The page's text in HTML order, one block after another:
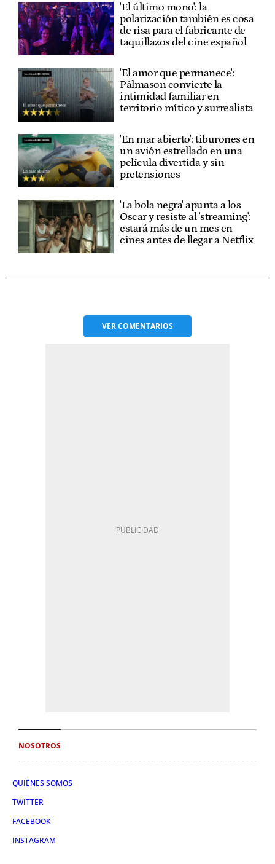
'El último mono': la
polarización también es cosa
de risa para el fabricante de
taquillazos del cine español
'El amor que permanece':
Pálmason convierte la
intimidad familiar en
territorio mítico y surrealista
'En mar abierto': tiburones en
un avión estrellado en una
película divertida y sin
pretensiones
'La bola negra' apunta a los
Oscar y resiste al 'streaming':
estará más de un mes en
cines antes de llegar a Netflix
VERCOMENTARIOS
NOSOTROS
QUIÉNES SOMOS
TWITTER
FACEBOOK
INSTAGRAM